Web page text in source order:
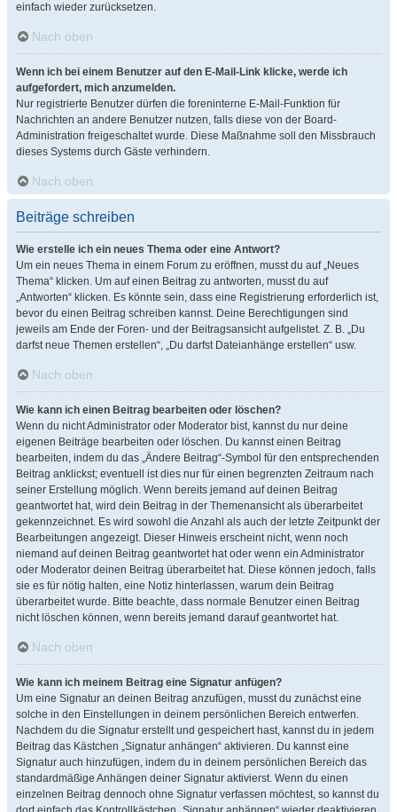
einfach wieder zurücksetzen.
Nach oben
Wenn ich bei einem Benutzer auf den E-Mail-Link klicke, werde ich
aufgefordert, mich anzumelden.
Nur registrierte Benutzer dürfen die foreninterne E-Mail-Funktion für
Nachrichten an andere Benutzer nutzen, falls diese von der Board-
Administration freigeschaltet wurde. Diese Maßnahme soll den Missbrauch
dieses Systems durch Gäste verhindern.
Nach oben
Beiträge schreiben
Wie erstelle ich ein neues Thema oder eine Antwort?
Um ein neues Thema in einem Forum zu eröffnen, musst du auf „Neues
Thema“ klicken. Um auf einen Beitrag zu antworten, musst du auf
„Antworten“ klicken. Es könnte sein, dass eine Registrierung erforderlich ist,
bevor du einen Beitrag schreiben kannst. Deine Berechtigungen sind
jeweils am Ende der Foren- und der Beitragsansicht aufgelistet. Z. B. „Du
darfst neue Themen erstellen“, „Du darfst Dateianhänge erstellen“ usw.
Nach oben
Wie kann ich einen Beitrag bearbeiten oder löschen?
Wenn du nicht Administrator oder Moderator bist, kannst du nur deine
eigenen Beiträge bearbeiten oder löschen. Du kannst einen Beitrag
bearbeiten, indem du das „Ändere Beitrag“-Symbol für den entsprechenden
Beitrag anklickst; eventuell ist dies nur für einen begrenzten Zeitraum nach
seiner Erstellung möglich. Wenn bereits jemand auf deinen Beitrag
geantwortet hat, wird dein Beitrag in der Themenansicht als überarbeitet
gekennzeichnet. Es wird sowohl die Anzahl als auch der letzte Zeitpunkt der
Bearbeitungen angezeigt. Dieser Hinweis erscheint nicht, wenn noch
niemand auf deinen Beitrag geantwortet hat oder wenn ein Administrator
oder Moderator deinen Beitrag überarbeitet hat. Diese können jedoch, falls
sie es für nötig halten, eine Notiz hinterlassen, warum dein Beitrag
überarbeitet wurde. Bitte beachte, dass normale Benutzer einen Beitrag
nicht löschen können, wenn bereits jemand darauf geantwortet hat.
Nach oben
Wie kann ich meinem Beitrag eine Signatur anfügen?
Um eine Signatur an deinen Beitrag anzufügen, musst du zunächst eine
solche in den Einstellungen in deinem persönlichen Bereich entwerfen.
Nachdem du die Signatur erstellt und gespeichert hast, kannst du in jedem
Beitrag das Kästchen „Signatur anhängen“ aktivieren. Du kannst eine
Signatur auch hinzufügen, indem du in deinem persönlichen Bereich das
standardmäßige Anhängen deiner Signatur aktivierst. Wenn du einen
einzelnen Beitrag dennoch ohne Signatur verfassen möchtest, so kannst du